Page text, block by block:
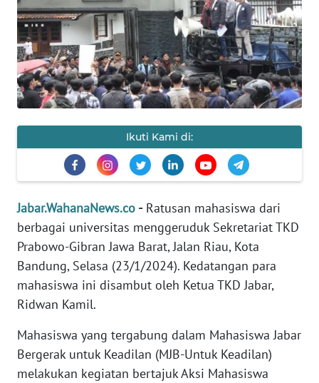
Ikuti Kami di:
Jabar.WahanaNews.co -Ratusan mahasiswa dari
berbagai universitas menggeruduk Sekretariat TKD
Prabowo-Gibran Jawa Barat, Jalan Riau, Kota
Bandung, Selasa (23/1/2024). Kedatangan para
mahasiswa ini disambut oleh Ketua TKD Jabar,
Ridwan Kamil.
Mahasiswa yang tergabung dalam Mahasiswa Jabar
Bergerak untuk Keadilan (MJB-Untuk Keadilan)
melakukan kegiatan bertajuk Aksi Mahasiswa
TIMUR
SUKABUMI
PURWAKARTA
Informasi
KONTAK
KAMI
INFO
IKLAN
KAMI
PEDOMAN